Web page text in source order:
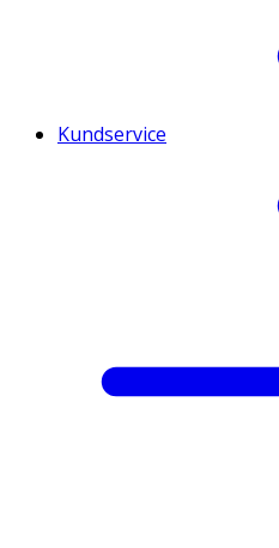
Kundservice